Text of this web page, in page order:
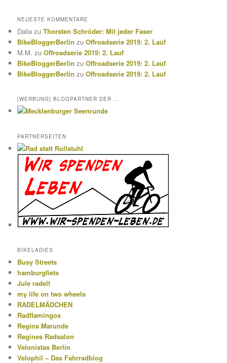
NEUESTE KOMMENTARE
Dalia zuThorsten Schröder: Mit jeder Faser
BikeBloggerBerlin zuOffroadserie 2019: 2. Lauf
M.M. zuOffroadserie 2019: 2. Lauf
BikeBloggerBerlin zuOffroadserie 2019: 2. Lauf
BikeBloggerBerlin zuOffroadserie 2019: 2. Lauf
[WERBUNG] BLOGPARTNER DER ...
PARTNERSEITEN
BIKELADIES
Busy Streets
hamburgfiets
Jule radelt
my life on two wheels
RADELMÄDCHEN
Radflamingos
Regina Marunde
Regines Radsalon
Velonistas Berlin
Velophil – Das Fahrradblog